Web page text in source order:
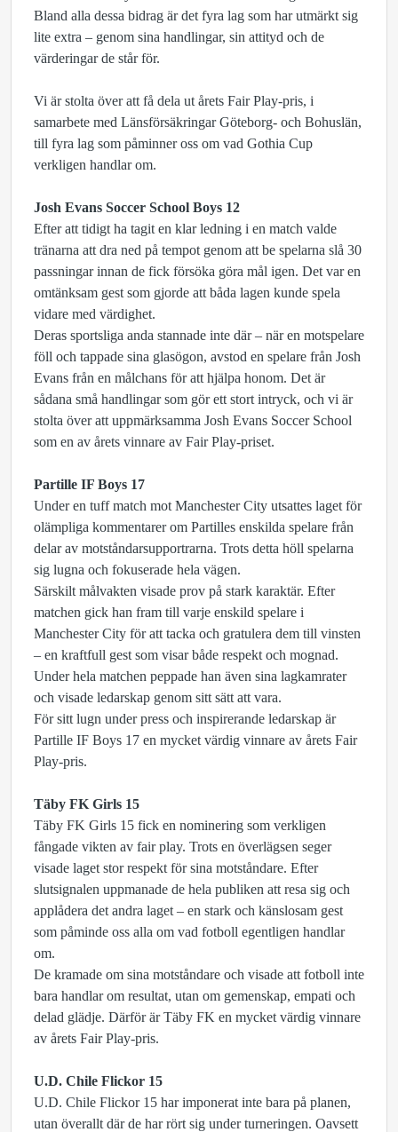
Bland alla dessa bidrag är det fyra lag som har utmärkt sig
lite extra – genom sina handlingar, sin attityd och de
värderingar de står för.
Vi är stolta över att få dela ut årets Fair Play-pris, i
samarbete med Länsförsäkringar Göteborg- och Bohuslän,
till fyra lag som påminner oss om vad Gothia Cup
verkligen handlar om.
Josh Evans Soccer School Boys 12
Efter att tidigt ha tagit en klar ledning i en match valde
tränarna att dra ned på tempot genom att be spelarna slå 30
passningar innan de fick försöka göra mål igen. Det var en
omtänksam gest som gjorde att båda lagen kunde spela
vidare med värdighet.
Deras sportsliga anda stannade inte där – när en motspelare
föll och tappade sina glasögon, avstod en spelare från Josh
Evans från en målchans för att hjälpa honom. Det är
sådana små handlingar som gör ett stort intryck, och vi är
stolta över att uppmärksamma Josh Evans Soccer School
som en av årets vinnare av Fair Play-priset.
Partille IF Boys 17
Under en tuff match mot Manchester City utsattes laget för
olämpliga kommentarer om Partilles enskilda spelare från
delar av motståndarsupportrarna. Trots detta höll spelarna
sig lugna och fokuserade hela vägen.
Särskilt målvakten visade prov på stark karaktär. Efter
matchen gick han fram till varje enskild spelare i
Manchester City för att tacka och gratulera dem till vinsten
– en kraftfull gest som visar både respekt och mognad.
Under hela matchen peppade han även sina lagkamrater
och visade ledarskap genom sitt sätt att vara.
För sitt lugn under press och inspirerande ledarskap är
Partille IF Boys 17 en mycket värdig vinnare av årets Fair
Play-pris.
Täby FK Girls 15
Täby FK Girls 15 fick en nominering som verkligen
fångade vikten av fair play. Trots en överlägsen seger
visade laget stor respekt för sina motståndare. Efter
slutsignalen uppmanade de hela publiken att resa sig och
applådera det andra laget – en stark och känslosam gest
som påminde oss alla om vad fotboll egentligen handlar
om.
De kramade om sina motståndare och visade att fotboll inte
bara handlar om resultat, utan om gemenskap, empati och
delad glädje. Därför är Täby FK en mycket värdig vinnare
av årets Fair Play-pris.
U.D. Chile Flickor 15
U.D. Chile Flickor 15 har imponerat inte bara på planen,
utan överallt där de har rört sig under turneringen. Oavsett